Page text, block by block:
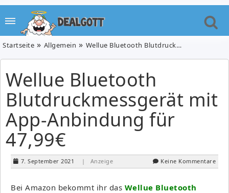
Startseite Allgemein Wellue Bluetooth Blutdruckmessgerät mit App-Anbindung für 47,99€
Wellue Bluetooth
Blutdruckmessgerät mit
App-Anbindung für
47,99€
7. September 2021 | Anzeige Keine Kommentare
Bei Amazon bekommt ihr das Wellue Bluetooth